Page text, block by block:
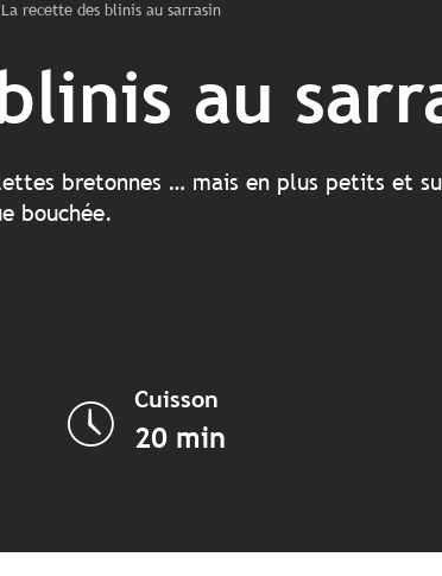
La recette des blinis au sarrasin
au
bretonnes … mais en plus petits et
bouchée.
Cuisson
20 min